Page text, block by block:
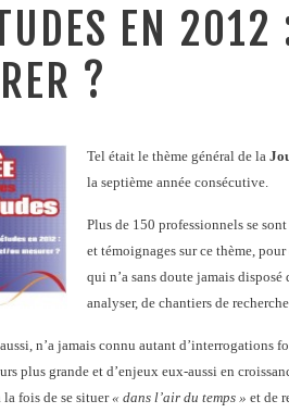
EN 2012
?
Tel était le thème général de la
la septième année consécutive.
Plus de 150 professionnels se
et témoignages sur ce thème,
qui n’a sans doute jamais
analyser, de chantiers de recherche.
n’a jamais connu autant d’interrogations
plus grande et d’enjeux eux-aussi en
fois de se situer« dans l’air du temps » et de